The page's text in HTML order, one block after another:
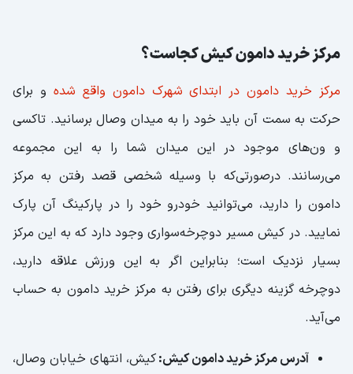
مرکز خرید دامون کیش کجاست؟
مرکز خرید دامون در ابتدای شهرک دامون واقع شده و برای
حرکت به سمت آن باید خود را به میدان وصال برسانید. تاکسی
و ون‌های موجود در این میدان شما را به این مجموعه
می‌رسانند. درصورتی‌که با وسیله شخصی قصد رفتن به مرکز
دامون را دارید، می‌توانید خودرو خود را در پارکینگ آن پارک
نمایید. در کیش مسیر دوچرخه‌سواری وجود دارد که به این مرکز
بسیار نزدیک است؛ بنابراین اگر به این ورزش علاقه دارید،
دوچرخه گزینه دیگری برای رفتن به مرکز خرید دامون به حساب
می‌آید.
آدرس مرکز خرید دامون کیش:کیش، انتهای خیابان وصال،